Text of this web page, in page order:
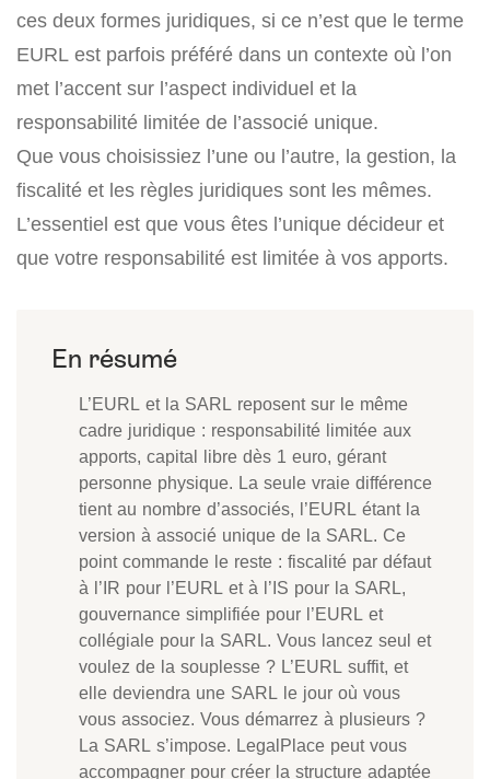
ces deux formes juridiques, si ce n’est que le terme
EURL est parfois préféré dans un contexte où l’on
met l’accent sur l’aspect individuel et la
responsabilité limitée de l’associé unique.
Que vous choisissiez l’une ou l’autre, la gestion, la
fiscalité et les règles juridiques sont les mêmes.
L’essentiel est que vous êtes l’unique décideur et
que votre responsabilité est limitée à vos apports.
L’EURL et la SARL reposent sur le même
cadre juridique : responsabilité limitée aux
apports, capital libre dès 1 euro, gérant
personne physique. La seule vraie différence
tient au nombre d’associés, l’EURL étant la
version à associé unique de la SARL. Ce
point commande le reste : fiscalité par défaut
à l’IR pour l’EURL et à l’IS pour la SARL,
gouvernance simplifiée pour l’EURL et
collégiale pour la SARL. Vous lancez seul et
voulez de la souplesse ? L’EURL suffit, et
elle deviendra une SARL le jour où vous
vous associez. Vous démarrez à plusieurs ?
La SARL s’impose. LegalPlace peut vous
accompagner pour créer la structure adaptée